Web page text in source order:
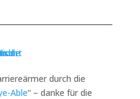
durch die
Able“ – danke für die